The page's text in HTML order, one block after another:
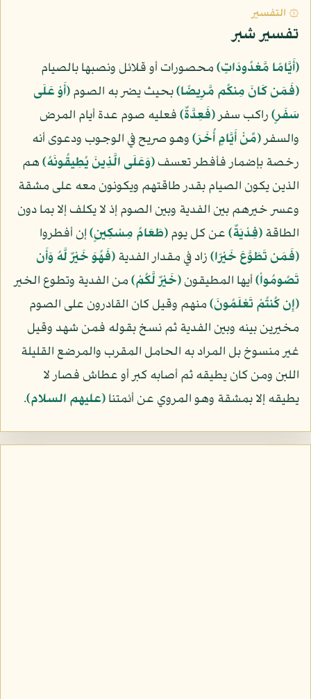
۞ التفسير
تفسير شبر
﴿أَيَّامًا مَّعْدُودَاتٍ﴾محصورات أو قلائل ونصبها بالصيام
﴿فَمَن كَانَ مِنكُم مَّرِيضًا﴾بحيث يضر به الصوم﴿أَوْ عَلَى
سَفَرٍ﴾راكب سفر﴿فَعِدَّةٌ﴾فعليه صوم عدة أيام المرض
والسفر﴿مِّنْ أَيَّامٍ أُخَرَ﴾وهو صريح في الوجوب ودعوى أنه
رخصة بإضمار فأفطر تعسف﴿وَعَلَى الَّذِينَ يُطِيقُونَهُ﴾هم
الذين يكون الصيام بقدر طاقتهم ويكونون معه على مشقة
وعسر خيرهم بين الفدية وبين الصوم إذ لا يكلف إلا بما دون
الطاقة﴿فِدْيَةٌ﴾عن كل يوم﴿طَعَامُ مِسْكِينٍ﴾إن أفطروا
﴿فَمَن تَطَوَّعَ خَيْرًا﴾زاد في مقدار الفدية﴿فَهُوَ خَيْرٌ لَّهُ وَأَن
تَصُومُواْ﴾أيها المطيقون﴿خَيْرٌ لَّكُمْ﴾من الفدية وتطوع الخير
﴿إِن كُنتُمْ تَعْلَمُونَ﴾منهم وقيل كان القادرون على الصوم
مخيرين بينه وبين الفدية ثم نسخ بقوله فمن شهد وقيل
غير منسوخ بل المراد به الحامل المقرب والمرضع القليلة
اللبن ومن كان يطيقه ثم أصابه كبر أو عطاش فصار لا
يطيقه إلا بمشقة وهو المروي عن أئمتنا(عليهم السلام).